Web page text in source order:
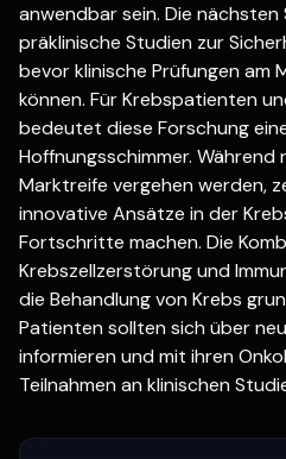
anwendbar sein. Die
präklinische Studien zur
bevor klinische Prüfungen am
können. Für Krebspatienten
bedeutet diese Forschung
Hoffnungsschimmer. Während
Marktreife vergehen werden,
innovative Ansätze in der
Fortschritte machen. Die
Krebszellzerstörung und
die Behandlung von Krebs
Patienten sollten sich über
informieren und mit ihren
Teilnahmen an klinischen